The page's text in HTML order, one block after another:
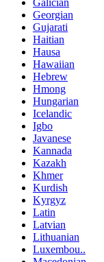
Galician
Georgian
Gujarati
Haitian
Hausa
Hawaiian
Hebrew
Hmong
Hungarian
Icelandic
Igbo
Javanese
Kannada
Kazakh
Khmer
Kurdish
Kyrgyz
Latin
Latvian
Lithuanian
Luxembou..